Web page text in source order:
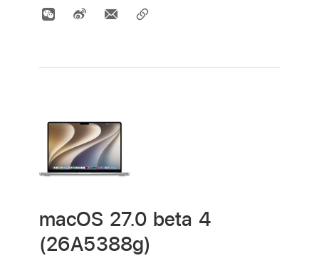
macOS 27.0 beta 4
(26A5388g)